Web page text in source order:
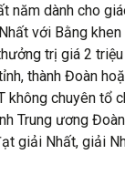
năm dành cho
với Bằng khen
trị giá 2
thành Đoàn
không chuyên tổ
Trung ương
giải Nhất, giải